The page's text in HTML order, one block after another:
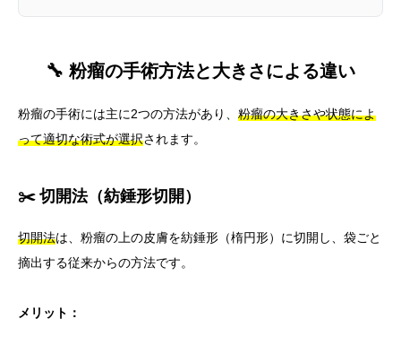
🔧 粉瘤の手術方法と大きさによる違い
粉瘤の手術には主に2つの方法があり、 粉瘤の大きさや状態によ
って適切な術式が選択されます。
✂️ 切開法（紡錘形切開）
切開法は、粉瘤の上の皮膚を紡錘形（楕円形）に切開し、袋ごと
摘出する従来からの方法です。
メリット：